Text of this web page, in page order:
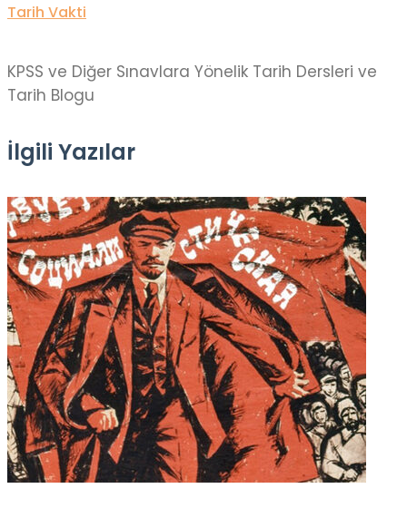
Tarih Vakti
KPSS ve Diğer Sınavlara Yönelik Tarih Dersleri ve
Tarih Blogu
İlgili Yazılar